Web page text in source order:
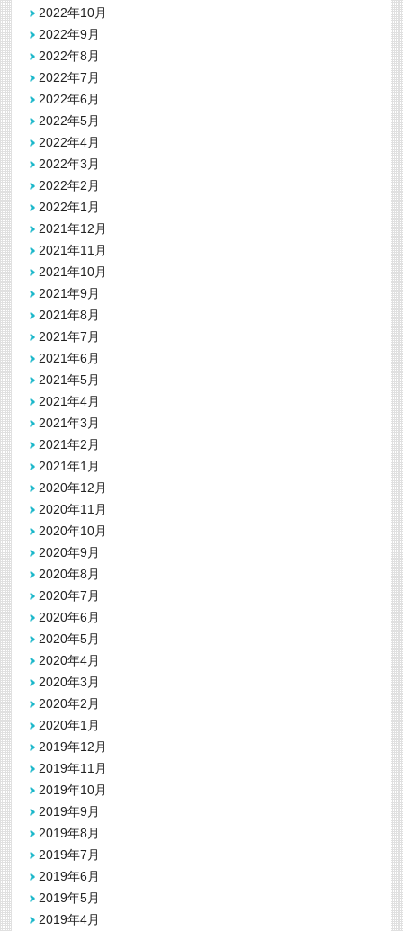
2022年10月
2022年9月
2022年8月
2022年7月
2022年6月
2022年5月
2022年4月
2022年3月
2022年2月
2022年1月
2021年12月
2021年11月
2021年10月
2021年9月
2021年8月
2021年7月
2021年6月
2021年5月
2021年4月
2021年3月
2021年2月
2021年1月
2020年12月
2020年11月
2020年10月
2020年9月
2020年8月
2020年7月
2020年6月
2020年5月
2020年4月
2020年3月
2020年2月
2020年1月
2019年12月
2019年11月
2019年10月
2019年9月
2019年8月
2019年7月
2019年6月
2019年5月
2019年4月